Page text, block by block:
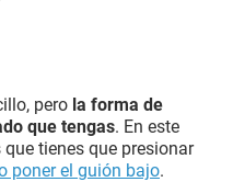
pero la forma de
que tengas. En este
tienes que presionar
poner el guión bajo.